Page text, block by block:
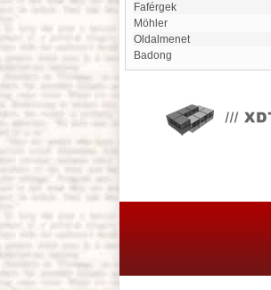
Faférgek
Möhler
Oldalmenet
Badong